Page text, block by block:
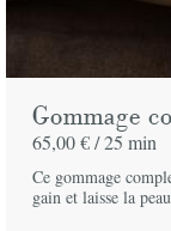
Gommage
65,00 € /25 min
Ce gommage
gain et laisse la